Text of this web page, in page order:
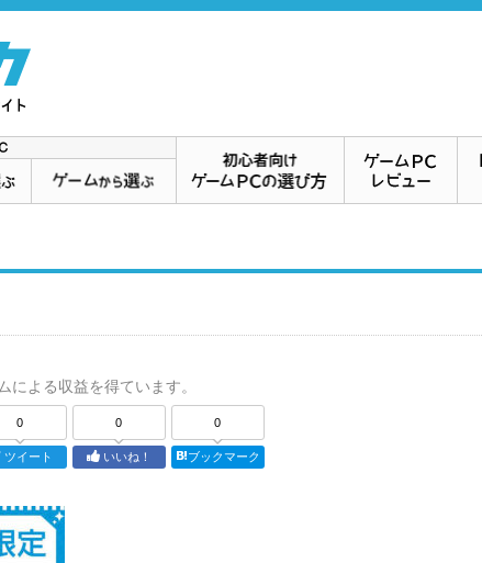
よる収益を得ています。
0
ツイート
0
いいね！
0
ブックマーク